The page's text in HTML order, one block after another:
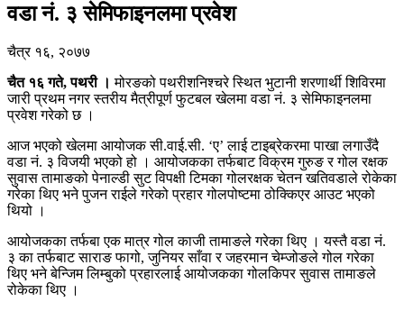
वडा नं. ३ सेमिफाइनलमा प्रवेश
चैत्र १६, २०७७
चैत १६ गते, पथरी । मोरङको पथरीशनिश्चरे स्थित भुटानी शरणार्थी शिविरमा
जारी प्रथम नगर स्तरीय मैत्रीपूर्ण फुटबल खेलमा वडा नं. ३ सेमिफाइनलमा
प्रवेश गरेको छ ।
आज भएको खेलमा आयोजक सी.वाई.सी. ‘ए’ लाई टाइब्रेकरमा पाखा लगाउँदै
वडा नं. ३ विजयी भएको हो । आयोजकका तर्फबाट विक्रम गुरुङ र गोल रक्षक
सुवास तामाङको पेनाल्डी सुट विपक्षी टिमका गोलरक्षक चेतन खतिवडाले रोकेका
गरेका थिए भने पुजन राईले गरेको प्रहार गोलपोष्टमा ठोक्किएर आउट भएको
थियो ।
आयोजकका तर्फबा एक मात्र गोल काजी तामाङले गरेका थिए । यस्तै वडा नं.
३ का तर्फबाट साराङ फागो, जुनियर साँवा र जहरमान चेम्जोङले गोल गरेका
थिए भने बेन्जिम लिम्बुको प्रहारलाई आयोजकका गोलकिपर सुवास तामाङले
रोकेका थिए ।